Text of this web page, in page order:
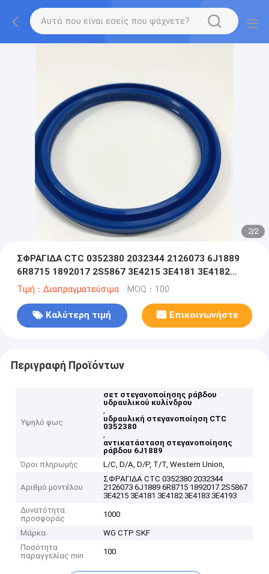
2/2
ΣΦΡΑΓΙΔΑ CTC 0352380 2032344 2126073 6J1889
6R8715 1892017 2S5867 3E4215 3E4181 3E4182
3E4183 3E4193 3E4194 3E4195 5J812 ΡΑΒΔΩΝ
Τιμή：Διαπραγματεύσιμα MOQ：100
Καλύτερη τιμή Επικοινωνήστε
Περιγραφή Προϊόντων
Υψηλό φως
σετ στεγανοποίησης ράβδου
υδραυλικού κυλίνδρου
,
υδραυλική στεγανοποίηση CTC
0352380
,
αντικατάσταση στεγανοποίησης
ράβδου 6J1889
Όροι πληρωμής
L/C, D/A, D/P, T/T, Western Union,
Αριθμό μοντέλου
ΣΦΡΑΓΙΔΑ CTC 0352380 2032344
2126073 6J1889 6R8715 1892017 2S5867
3E4215 3E4181 3E4182 3E4183 3E4193
Δυνατότητα
προσφοράς
1000
Μάρκα
WG CTP SKF
Ποσότητα
παραγγελίας min
100